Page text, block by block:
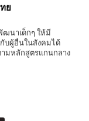
ย
นาเด็กๆ ให้มี
บผู้อื่นในสังคมได้
มหลักสูตรแกนกลาง